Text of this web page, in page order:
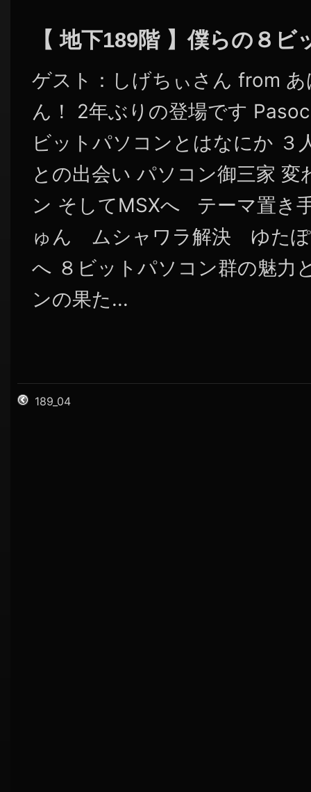
【 地下189階 】僕らの８
ゲスト：しげちぃさん from
ん！ 2年ぶりの登場です
ビットパソコンとはなにか ３
との出会い パソコン御三家
ン そしてMSXへ テーマ置き
ゅん ムシャワラ解決 ゆた
へ ８ビットパソコン群の魅力
ンの果た...
189_04